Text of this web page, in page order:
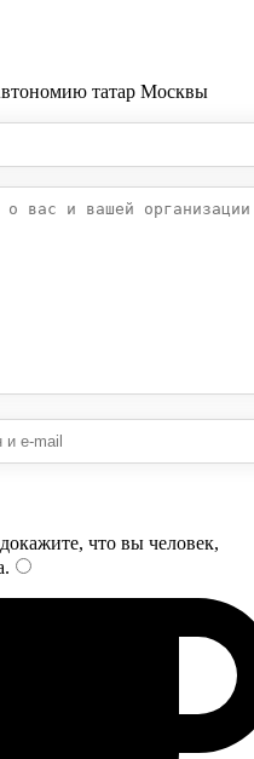
татар Москвы
что вы человек,
.